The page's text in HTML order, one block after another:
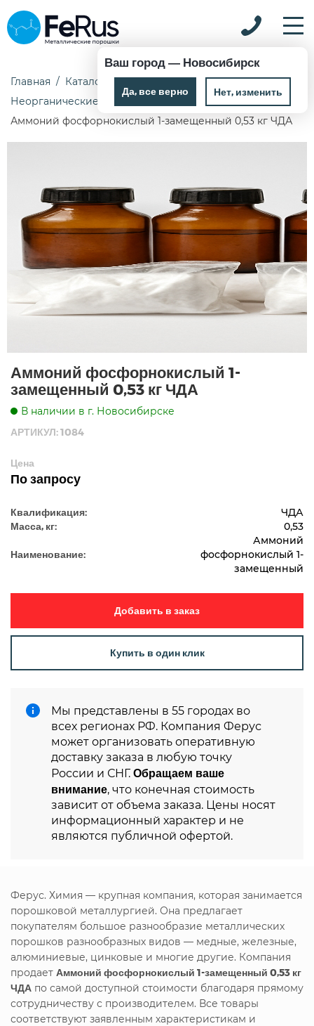
Ваш город — Новосибирск
Да, все верно Нет, изменить
Главная Каталог
Химические реактивы
Неорганические реактивы
Аммоний фосфорнокислый 1-замещенный 0,53 кг ЧДА
Аммоний фосфорнокислый 1-
замещенный 0,53 кг ЧДА
В наличии в г. Новосибирске
АРТИКУЛ: 1084
Цена
По запросу
Квалификация: ЧДА
Масса, кг: 0,53
Наименование:
Аммоний
фосфорнокислый 1-
замещенный
Добавить в заказ
Купить в один клик
Мы представлены в 55 городах во
всех регионах РФ. Компания Ферус
может организовать оперативную
доставку заказа в любую точку
России и СНГ. Обращаем ваше
внимание, что конечная стоимость
зависит от объема заказа. Цены носят
информационный характер и не
являются публичной офертой.
Ферус. Химия — крупная компания, которая занимается
порошковой металлургией. Она предлагает
покупателям большое разнообразие металлических
порошков разнообразных видов — медные, железные,
алюминиевые, цинковые и многие другие. Компания
продает Аммоний фосфорнокислый 1-замещенный 0,53 кг
ЧДА по самой доступной стоимости благодаря прямому
сотрудничеству с производителем. Все товары
соответствуют заявленным характеристикам и